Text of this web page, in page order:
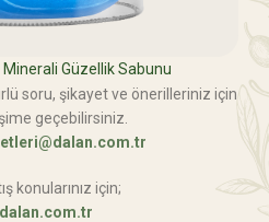
Minerali Güzellik Sabunu
soru, şikayet ve önerilleriniz için
geçebilirsiniz.
konularınız için;